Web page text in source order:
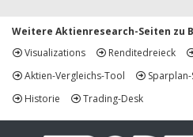
Weitere Aktienresearch-Seiten zu
Visualizations
Renditedreieck
Aktien-Vergleichs-Tool
Historie
Trading-Desk